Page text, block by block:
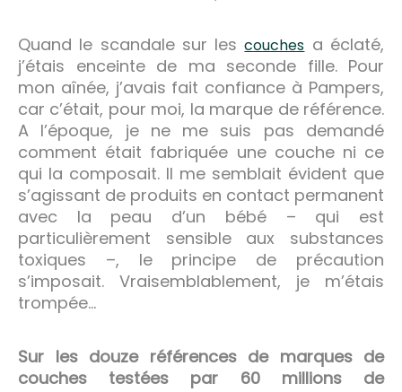
Quand le scandale sur lescouches a éclaté,
j’étais enceinte de ma seconde fille. Pour
mon aînée, j’avais fait confiance à Pampers,
car c’était, pour moi, la marque de référence.
A l’époque, je ne me suis pas demandé
comment était fabriquée une couche ni ce
qui la composait. Il me semblait évident que
s’agissant de produits en contact permanent
avec la peau d’un bébé – qui est
particulièrement sensible aux substances
toxiques –, le principe de précaution
s’imposait. Vraisemblablement, je m’étais
trompée…
Sur les douze références de marques de
couches testées par 60 millions de